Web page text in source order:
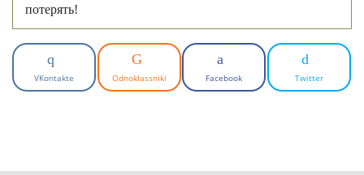
потерять!
VKontakte Odnoklassniki Facebook Twitter